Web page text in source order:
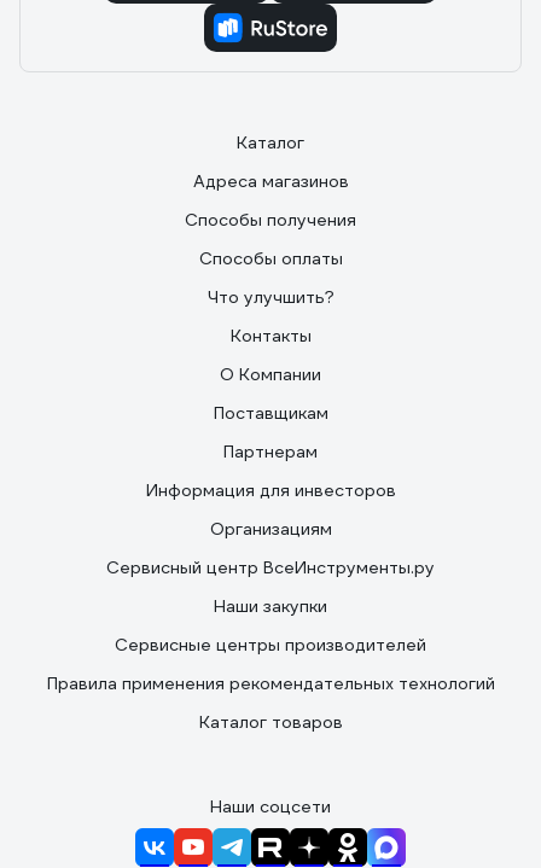
Каталог
Адреса магазинов
Способы получения
Способы оплаты
Что улучшить?
Контакты
О Компании
Поставщикам
Партнерам
Информация для инвесторов
Организациям
Сервисный центр ВсеИнструменты.ру
Наши закупки
Сервисные центры производителей
Правила применения рекомендательных технологий
Каталог товаров
Наши соцсети